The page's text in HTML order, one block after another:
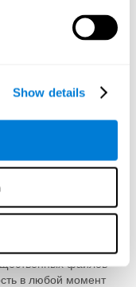
Show details
и других
и партнеров от
о нашем
по защите
файлов
в любой момент